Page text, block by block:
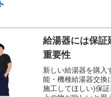
給湯器には保証
重要性
新しい給湯器を購入
能・機種給湯器交換
施工してほしい)保